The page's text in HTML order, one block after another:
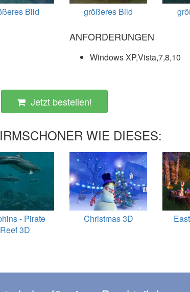
Bild größeres Bild
ANFORDERUNGEN
Windows XP,Vista,7,8,10
Jetzt bestellen!
WIE DIESES:
- Pirate
Reef 3D
Christmas 3D